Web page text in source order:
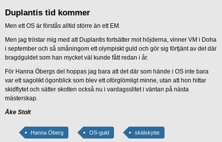
Duplantis tid kommer
Men ett OS är förstås alltid större än ett EM.
Men jag tröstar mig med att Duplantis fortsätter mot höjderna, vinner VM i Doha
i september och så småningom ett olympiskt guld och gör sig förtjänt av det där
bragdguldet som han mycket väl kunde fått redan i år.
För Hanna Öbergs del hoppas jag bara att det där som hände i OS inte bara
var ett sagolikt ögonblick som blev ett oförglömligt minne, utan att hon hittar
skidflytet och sätter skotten också nu i vardagsslitet i väntan på nästa
mästerskap.
Åke Stolt
Hanna Öberg OS-guld skidskytte